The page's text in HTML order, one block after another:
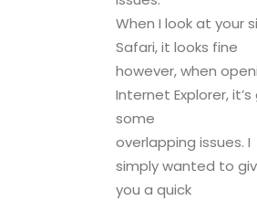
When I look at your
Safari, it looks fine
however, when
Internet Explorer,
some
overlapping issues. I
simply wanted to
you a quick